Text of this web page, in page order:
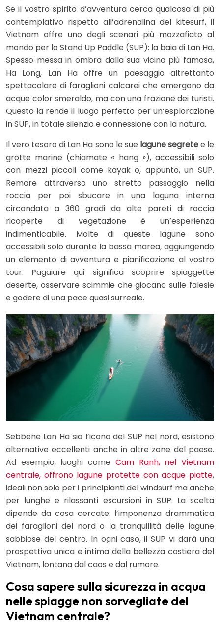
Se il vostro spirito d’avventura cerca qualcosa di più
contemplativo rispetto all’adrenalina del kitesurf, il
Vietnam offre uno degli scenari più mozzafiato al
mondo per lo Stand Up Paddle (SUP): la baia di Lan Ha.
Spesso messa in ombra dalla sua vicina più famosa,
Ha Long, Lan Ha offre un paesaggio altrettanto
spettacolare di faraglioni calcarei che emergono da
acque color smeraldo, ma con una frazione dei turisti.
Questo la rende il luogo perfetto per un’esplorazione
in SUP, in totale silenzio e connessione con la natura.
Il vero tesoro di Lan Ha sono le sue lagune segretee le
grotte marine (chiamate « hang »), accessibili solo
con mezzi piccoli come kayak o, appunto, un SUP.
Remare attraverso uno stretto passaggio nella
roccia per poi sbucare in una laguna interna
circondata a 360 gradi da alte pareti di roccia
ricoperte di vegetazione è un’esperienza
indimenticabile. Molte di queste lagune sono
accessibili solo durante la bassa marea, aggiungendo
un elemento di avventura e pianificazione al vostro
tour. Pagaiare qui significa scoprire spiaggette
deserte, osservare scimmie che giocano sulle falesie
e godere di una pace quasi surreale.
Sebbene Lan Ha sia l’icona del SUP nel nord, esistono
alternative eccellenti anche in altre zone del paese.
Ad esempio, luoghi come Cam Ranh, nel Vietnam
centrale, offrono lagune protette con acque piatte,
ideali non solo per i principianti del windsurf ma anche
per lunghe e rilassanti escursioni in SUP. La scelta
dipende da cosa cercate: l’imponenza drammatica
dei faraglioni del nord o la tranquillità delle lagune
sabbiose del centro. In ogni caso, il SUP vi darà una
prospettiva unica e intima della bellezza costiera del
Vietnam, lontana dal caos e dal rumore.
Cosa sapere sulla sicurezza in acqua
nelle spiagge non sorvegliate del
Vietnam centrale?